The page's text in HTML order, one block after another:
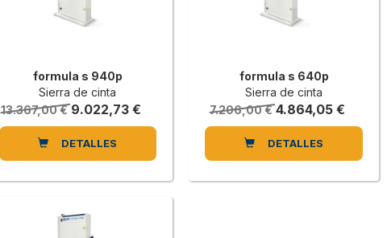
formula s 940p
Sierra de cinta
13.367,00 € 9.022,73 €
DETALLES
formula s 640p
Sierra de cinta
7.206,00 € 4.864,05 €
DETALLES